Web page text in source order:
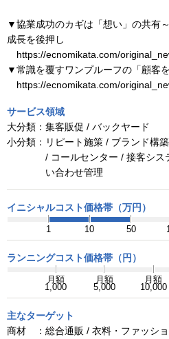
▼協業成功のカギは「想い」の共有
成長を後押し
https://ecnomikata.com/
▼常識を覆すワンプルーフの「顧客
https://ecnomikata.com/
サービス領域
大分類： 集客販促 / バックヤード
小分類： リピート施策 / ブランド構
/ コールセンター / 接客シ
い合わせ管理
イニシャルコスト価格帯（万円）
1 10 50
ランニングコスト価格帯（円）
月額 月額 月額
1,000 5,000 10,000
主なターゲット
商材 ： 総合通販 / 衣料・ファッシ